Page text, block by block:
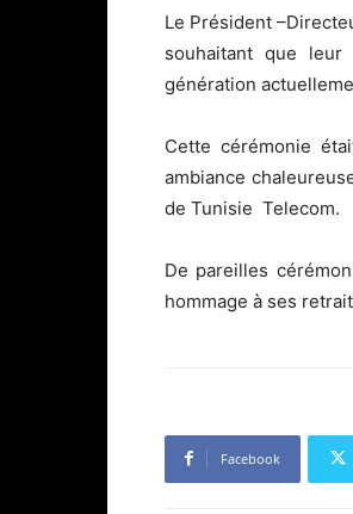
Le Président
souhaitant que
génération
Cette cérémonie
ambiance
de Tunisie Telecom.
De pareilles
hommage à ses
Facebook